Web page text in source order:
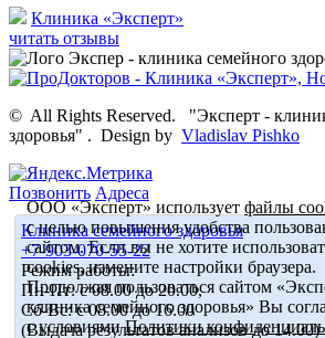
Клиника «Эксперт»
читать отзывы
© All Rights Reserved.
"Эксперт -
здоровья" . Design by Vladislav Pishko
Позвонить Адреса
Клиника семейного здоровья
+7-903-070-55-22
Режим работы:
Пн-Пт: с 08.00 до 20.00,
Сб-Вс: с 08.00 до 16.00
(Выдача результатов анализов до 14.00)
ООО «Эксперт» используетфайлы
с целью повышения удобства
сайтом. Если вы не хотите
cookies, измените настройки браузера.
Продолжая пользоваться сайтом
клиника семейного здоровья» Вы
с условиямиПолитики